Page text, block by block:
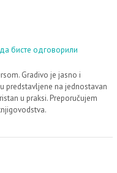
бисте одговорили
Gradivo je jasno i
predstavljene na jednostavan
u praksi. Preporučujem